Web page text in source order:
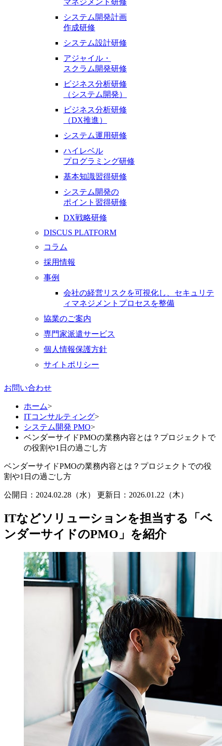
システム開発計画
作成研修
システム設計研修
アジャイル・
スクラム開発研修
ビジネス分析研修
（システム開発）
ビジネス分析研修
（DX推進）
システム運用研修
ハイレベル
プログラミング研修
基本知識習得研修
システム開発の
ポイント習得研修
DX戦略研修
DISCUS PLATFORM
コラム
採用情報
事例
会社の経営リスクを可視化し、セキュリテ
ィマネジメントプロセスを整備
協業のご案内
専門家派遣サービス
個人情報保護方針
サイトポリシー
お問い合わせ
ホーム>
ITコンサルティング>
システム開発 PMO>
ベンダーサイドPMOの業務内容とは？プロジェクトで
の役割や1日の過ごし方
ベンダーサイドPMOの業務内容とは？プロジェクトでの役
割や1日の過ごし方
公開日：2024.02.28（水） 更新日： 2026.01.22（木）
ITなどソリューションを担当する「ベ
ンダーサイドのPMO」を紹介